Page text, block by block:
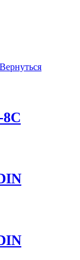
Вернуться